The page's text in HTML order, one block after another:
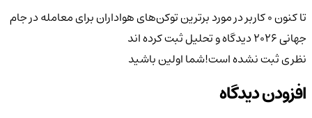
تا کنون 0 کاربر در مورد
برترین توکن‌های هواداران برای معامله در جام
جهانی ۲۰۲۶
دیدگاه و تحلیل ثبت کرده اند
نظری ثبت نشده است!شما اولین باشید
افزودن دیدگاه